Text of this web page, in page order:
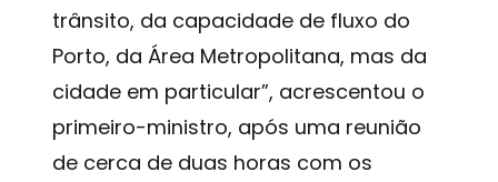
trânsito, da capacidade de fluxo do
Porto, da Área Metropolitana, mas da
cidade em particular”, acrescentou o
primeiro-ministro, após uma reunião
de cerca de duas horas com os